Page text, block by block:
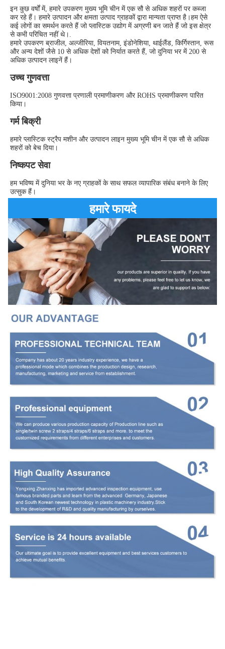
इन कुछ वर्षों में, हमारे उपकरण मुख्य भूमि चीन में एक सौ से अधिक शहरों पर कब्जा
कर रहे हैं। हमारे उत्पादन और क्षमता उत्पाद ग्राहकों द्वारा मान्यता प्राप्त है।हम ऐसे
कई लोगों का समर्थन करते हैं जो प्लास्टिक उद्योग में अग्रणी बन जाते हैं जो इस क्षेत्र
से कभी परिचित नहीं थे।.
हमारे उपकरण ब्राजील, अल्जीरिया, वियतनाम, इंडोनेशिया, थाईलैंड, किर्गिस्तान, रूस
और अन्य देशों जैसे 10 से अधिक देशों को निर्यात करते हैं, जो दुनिया भर में 200 से
अधिक उत्पादन लाइनें हैं।
उच्च गुणवत्ता
ISO9001:2008 गुणवत्ता प्रणाली प्रमाणीकरण और ROHS प्रमाणीकरण पारित
किया।
गर्म बिक्री
हमारे प्लास्टिक स्ट्रैप मशीन और उत्पादन लाइन मुख्य भूमि चीन में एक सौ से अधिक
शहरों को बेच दिया।
निष्कपट सेवा
हम भविष्य में दुनिया भर के नए ग्राहकों के साथ सफल व्यापारिक संबंध बनाने के लिए
उत्सुक हैं।
हमारे फायदे